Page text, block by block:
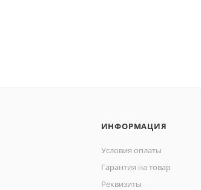
ИНФОРМАЦИЯ
Условия оплаты
Гарантия на товар
Реквизиты